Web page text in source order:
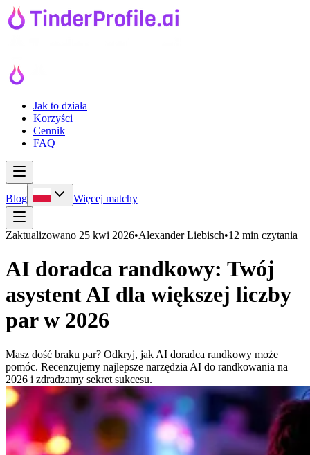
Jak to działa
Korzyści
Cennik
FAQ
Blog Więcej matchy
Zaktualizowano 25 kwi 2026•Alexander Liebisch•12 min czytania
AI doradca randkowy: Twój
asystent AI dla większej liczby
par w 2026
Masz dość braku par? Odkryj, jak AI doradca randkowy może
pomóc. Recenzujemy najlepsze narzędzia AI do randkowania na
2026 i zdradzamy sekret sukcesu.